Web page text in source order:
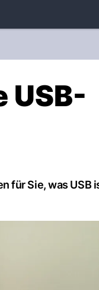
USB-
für Sie, was USB